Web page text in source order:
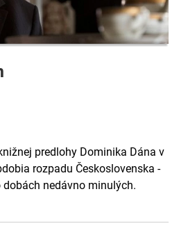
predlohy Dominika Dána v
rozpadu Československa -
nedávno minulých.